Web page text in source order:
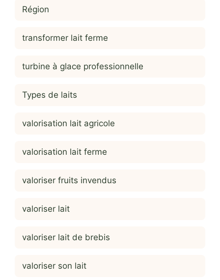
Région
transformer lait ferme
turbine à glace professionnelle
Types de laits
valorisation lait agricole
valorisation lait ferme
valoriser fruits invendus
valoriser lait
valoriser lait de brebis
valoriser son lait